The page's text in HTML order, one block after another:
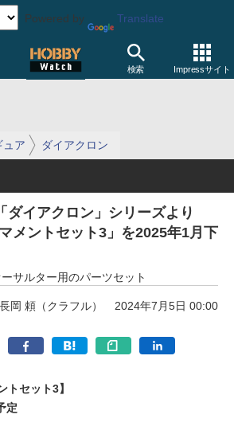
Powered by Translate
検索 Impressサイト
ュア ダイアクロン
ダイアクロン」シリーズより
メントセット3」を2025年1月下
サルター用のパーツセット
長岡 頼（クラフル） 2024年7月5日 00:00
トセット3】
定